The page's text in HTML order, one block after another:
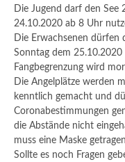
Die Jugend darf den See
24.10.2020 ab 8 Uhr
Die Erwachsenen dürfen
Sonntag dem
Fangbegrenzung wird
Die Angelplätze werden
kenntlich gemacht und
Coronabestimmungen
die Abstände nicht
muss eine Maske
Sollte es noch Fragen